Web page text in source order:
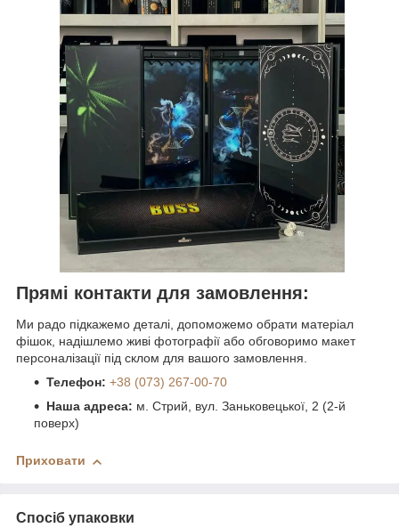
Прямі контакти для замовлення:
Ми радо підкажемо деталі, допоможемо обрати матеріал
фішок, надішлемо живі фотографії або обговоримо макет
персоналізації під склом для вашого замовлення.
Телефон: +38 (073) 267-00-70
Наша адреса: м. Стрий, вул. Заньковецької, 2 (2-й
поверх)
Приховати
Спосіб упаковки